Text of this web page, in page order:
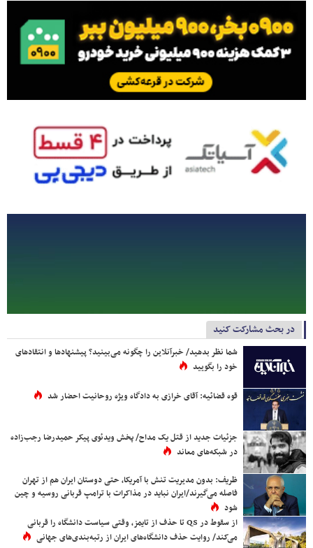
در بحث مشارکت کنید
شما نظر بدهید/ خبرآنلاین را چگونه می‌بینید؟ پیشنهادها و انتقادهای
خود را بگویید
قوه قضائیه: آقای خرازی به دادگاه ویژه روحانیت احضار شد
جزئیات جدید از قتل یک مداح/ پخش ویدئوی پیکر حمیدرضا رجب‌زاده
در شبکه‌های معاند
ظریف: بدون مدیریت تنش با آمریکا، حتی دوستان ایران هم از تهران
فاصله می‌گیرند/ایران نباید در مذاکرات با ترامپ قربانی روسیه و چین
شود
از سقوط در QS تا حذف از تایمز، وقتی سیاست دانشگاه را قربانی
می‌کند/ روایت حذف دانشگاه‌های ایران از رتبه‌بندی‌های جهانی